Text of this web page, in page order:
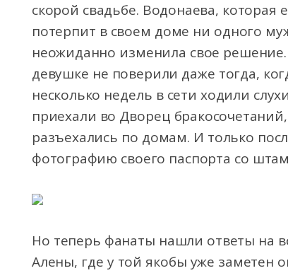
скорой свадьбе. Водонаева,
потерпит в своем доме ни одного
неожиданно изменила свое
девушке не поверили даже тогда,
несколько недель в сети ходили
приехали во Дворец
разъехались по домам. И только
фотографию своего паспорта со
Но теперь фанаты нашли ответы на
Алены, где у той якобы уже заметен